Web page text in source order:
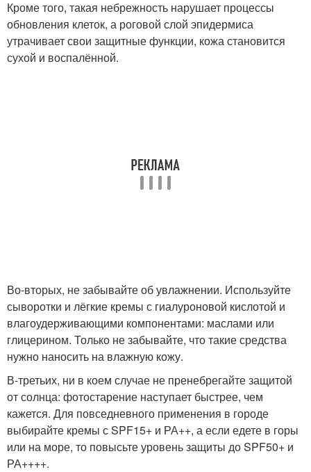
Кроме того, такая небрежность нарушает процессы
обновления клеток, а роговой слой эпидермиса
утрачивает свои защитные функции, кожа становится
сухой и воспалённой.
Во-вторых, не забывайте об увлажнении. Используйте
сыворотки и лёгкие кремы с гиалуроновой кислотой и
влагоудерживающими компонентами: маслами или
глицерином. Только не забывайте, что такие средства
нужно наносить на влажную кожу.
В-третьих, ни в коем случае не пренебрегайте защитой
от солнца: фотостарение наступает быстрее, чем
кажется. Для повседневного применения в городе
выбирайте кремы с SPF15+ и РА++, а если едете в горы
или на море, то повысьте уровень защиты до SPF50+ и
РА++++.